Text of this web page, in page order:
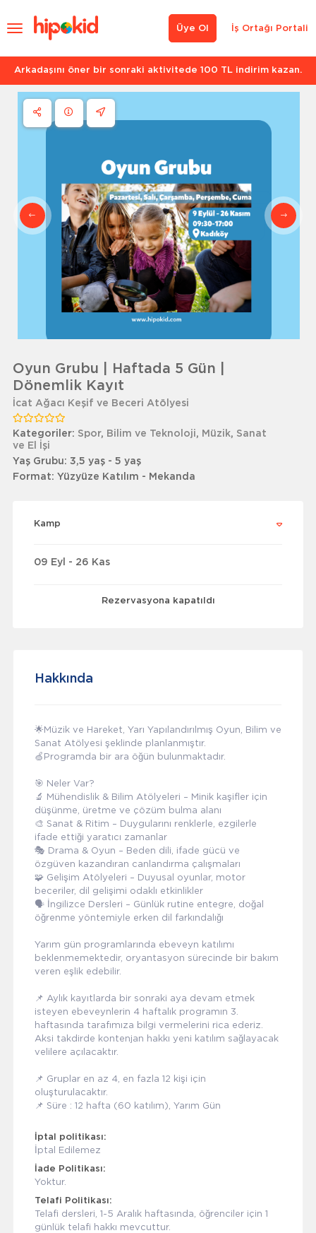
İş Ortağı Portali
Üye Ol
Arkadaşını öner bir sonraki aktivitede 100 TL indirim kazan.
Oyun Grubu | Haftada 5 Gün |
Dönemlik Kayıt
İcat Ağacı Keşif ve Beceri Atölyesi
Kategoriler: Spor, Bilim ve Teknoloji, Müzik, Sanat
ve El İşi
Yaş Grubu: 3,5 yaş - 5 yaş
Format: Yüzyüze Katılım - Mekanda
Kamp
09 Eyl - 26 Kas
Rezervasyona kapatıldı
Hakkında
🌟Müzik ve Hareket, Yarı Yapılandırılmış Oyun, Bilim ve
Sanat Atölyesi şeklinde planlanmıştır.
🍏Programda bir ara öğün bulunmaktadır.
🎯 Neler Var?
🔬 Mühendislik & Bilim Atölyeleri – Minik kaşifler için
düşünme, üretme ve çözüm bulma alanı
🎨 Sanat & Ritim – Duygularını renklerle, ezgilerle
ifade ettiği yaratıcı zamanlar
🎭 Drama & Oyun – Beden dili, ifade gücü ve
özgüven kazandıran canlandırma çalışmaları
🧩 Gelişim Atölyeleri – Duyusal oyunlar, motor
beceriler, dil gelişimi odaklı etkinlikler
🗣️ İngilizce Dersleri – Günlük rutine entegre, doğal
öğrenme yöntemiyle erken dil farkındalığı
Yarım gün programlarında ebeveyn katılımı
beklenmemektedir, oryantasyon sürecinde bir bakım
veren eşlik edebilir.
📌 Aylık kayıtlarda bir sonraki aya devam etmek
isteyen ebeveynlerin 4 haftalık programın 3.
haftasında tarafımıza bilgi vermelerini rica ederiz.
Aksi takdirde kontenjan hakkı yeni katılım sağlayacak
velilere açılacaktır.
📌 Gruplar en az 4, en fazla 12 kişi için
oluşturulacaktır.
📌 Süre : 12 hafta (60 katılım), Yarım Gün
İptal politikası:
İptal Edilemez
İade Politikası:
Yoktur.
Telafi Politikası:
Telafi dersleri, 1-5 Aralık haftasında, öğrenciler için 1
günlük telafi hakkı mevcuttur.